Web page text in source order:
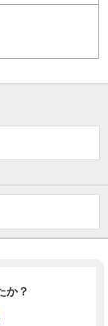
か？